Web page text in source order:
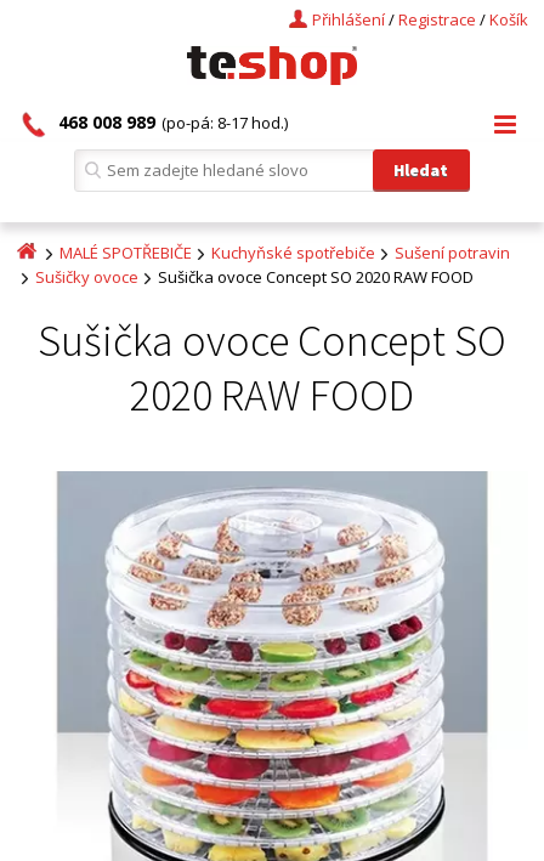
Košík
/
Registrace
/
Přihlášení
468 008 989 (po-pá: 8-17 hod.)
MALÉ SPOTŘEBIČE Kuchyňské spotřebiče
Sušení potravin
Sušičky ovoce
Sušička ovoce Concept SO 2020 RAW FOOD
Sušička ovoce Concept SO
2020 RAW FOOD